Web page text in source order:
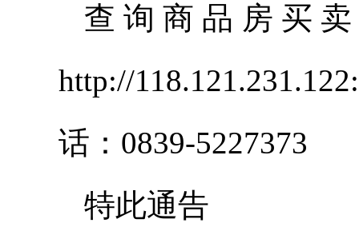
查询商品房买
http://
话：0839-5227373
特此通告